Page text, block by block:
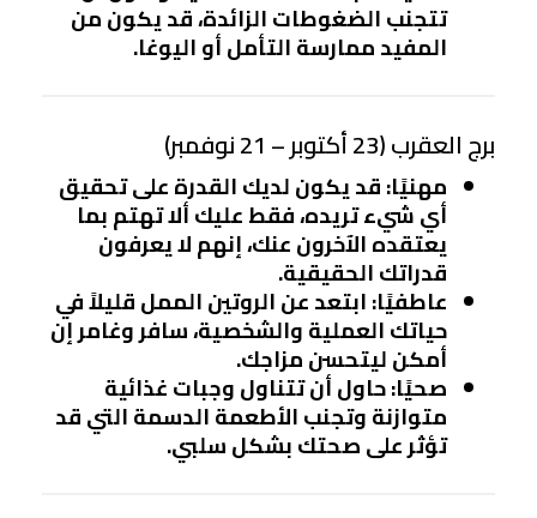
تتجنب الضغوطات الزائدة، قد يكون من
المفيد ممارسة التأمل أو اليوغا.
برج العقرب (23 أكتوبر – 21 نوفمبر)
مهنيًا: قد يكون لديك القدرة على تحقيق
أي شيء تريده، فقط عليك ألا تهتم بما
يعتقده الآخرون عنك، إنهم لا يعرفون
قدراتك الحقيقية.
عاطفيًا: ابتعد عن الروتين الممل قليلاً في
حياتك العملية والشخصية، سافر وغامر إن
أمكن ليتحسن مزاجك.
صحيًا: حاول أن تتناول وجبات غذائية
متوازنة وتجنب الأطعمة الدسمة التي قد
تؤثر على صحتك بشكل سلبي.